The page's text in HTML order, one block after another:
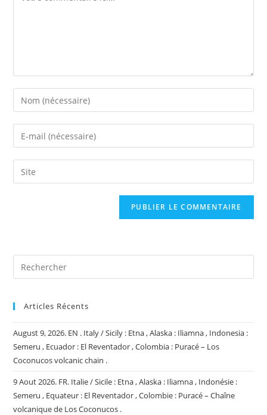
Enter
your
name
comment
Enter
your
email
address
Saisir
l’URL
Articles Récents
August 9, 2026. EN . Italy / Sicily : Etna , Alaska : Iliamna , Indonesia :
Semeru , Ecuador : El Reventador , Colombia : Puracé – Los
Coconucos volcanic chain .
9 Aout 2026. FR. Italie / Sicile : Etna , Alaska : Iliamna , Indonésie :
Semeru , Equateur : El Reventador , Colombie : Puracé – Chaîne
volcanique de Los Coconucos .